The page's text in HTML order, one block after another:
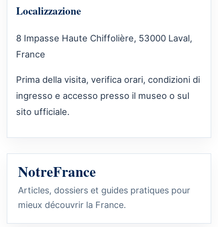
Localizzazione
8 Impasse Haute Chiffolière, 53000 Laval,
France
Prima della visita, verifica orari, condizioni di
ingresso e accesso presso il museo o sul
sito ufficiale.
NotreFrance
Articles, dossiers et guides pratiques pour
mieux découvrir la France.